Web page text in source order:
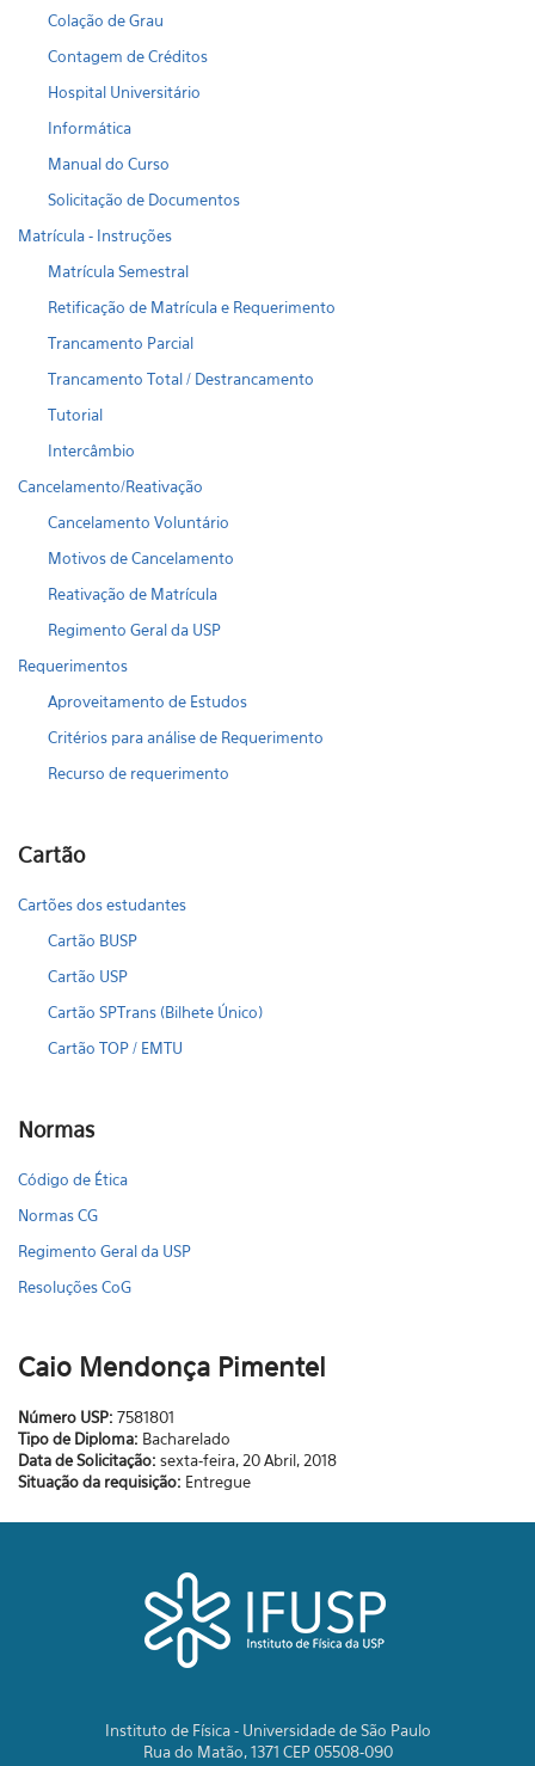
Colação de Grau
Contagem de Créditos
Hospital Universitário
Informática
Manual do Curso
Solicitação de Documentos
Matrícula - Instruções
Matrícula Semestral
Retificação de Matrícula e Requerimento
Trancamento Parcial
Trancamento Total / Destrancamento
Tutorial
Intercâmbio
Cancelamento/Reativação
Cancelamento Voluntário
Motivos de Cancelamento
Reativação de Matrícula
Regimento Geral da USP
Requerimentos
Aproveitamento de Estudos
Critérios para análise de Requerimento
Recurso de requerimento
Cartão
Cartões dos estudantes
Cartão BUSP
Cartão USP
Cartão SPTrans (Bilhete Único)
Cartão TOP / EMTU
Normas
Código de Ética
Normas CG
Regimento Geral da USP
Resoluções CoG
Caio Mendonça Pimentel
Número USP: 7581801
Tipo de Diploma: Bacharelado
Data de Solicitação: sexta-feira, 20 Abril, 2018
Situação da requisição: Entregue
Instituto de Física - Universidade de São Paulo
Rua do Matão, 1371 CEP 05508-090